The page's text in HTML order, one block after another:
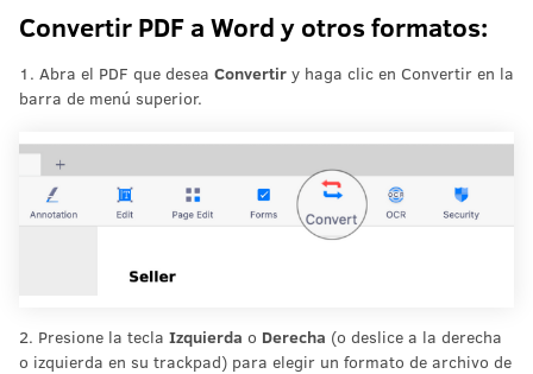
Convertir PDF a Word y otros formatos:
1. Abra el PDF que desea Convertir y haga clic en Convertir en la
barra de menú superior.
2. Presione la tecla Izquierda o Derecha (o deslice a la derecha
o izquierda en su trackpad) para elegir un formato de archivo de